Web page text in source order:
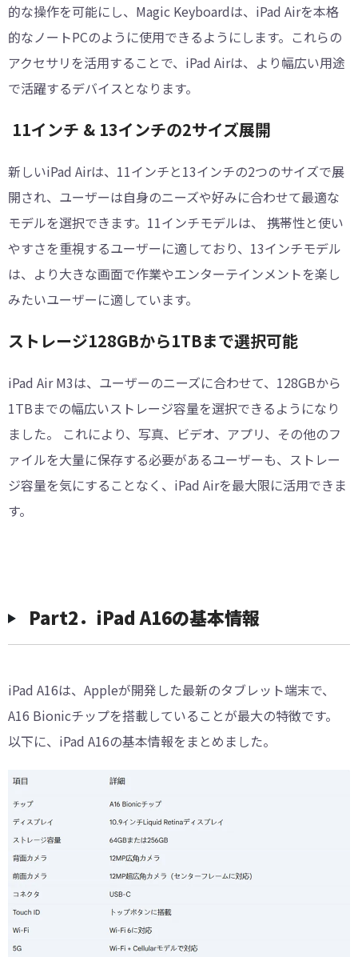
的な操作を可能にし、Magic Keyboardは、iPad Airを本格
的なノートPCのように使用できるようにします。これらの
アクセサリを活用することで、iPad Airは、より幅広い用途
で活躍するデバイスとなります。
︎ 11インチ & 13インチの2サイズ展開
新しいiPad Airは、11インチと13インチの2つのサイズで展
開され、ユーザーは自身のニーズや好みに合わせて最適な
モデルを選択できます。11インチモデルは、 携帯性と使い
やすさを重視するユーザーに適しており、13インチモデル
は、より大きな画面で作業やエンターテインメントを楽し
みたいユーザーに適しています。
︎ストレージ128GBから1TBまで選択可能
iPad Air M3は、ユーザーのニーズに合わせて、128GBから
1TBまでの幅広いストレージ容量を選択できるようになり
ました。 これにより、写真、ビデオ、アプリ、その他のフ
ァイルを大量に保存する必要があるユーザーも、ストレー
ジ容量を気にすることなく、iPad Airを最大限に活用できま
す。
Part2．iPad A16の基本情報
iPad A16は、Appleが開発した最新のタブレット端末で、
A16 Bionicチップを搭載していることが最大の特徴です。
以下に、iPad A16の基本情報をまとめました。